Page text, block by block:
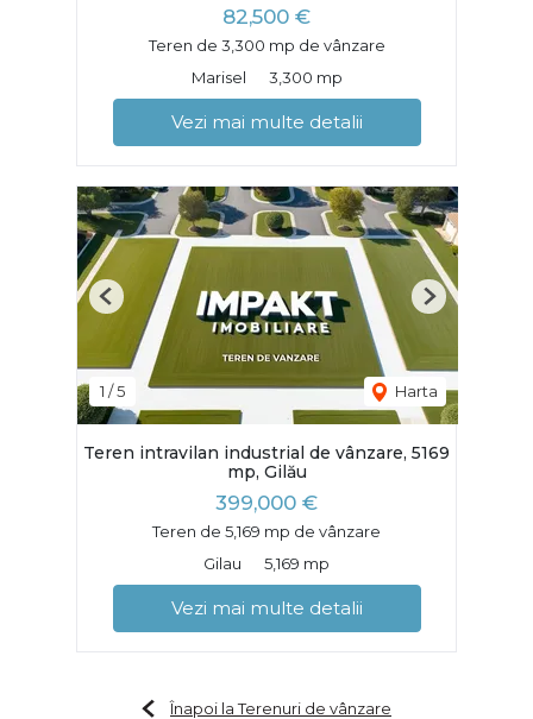
82,500 €
Teren de 3,300 mp de vânzare
Marisel
3,300 mp
Vezi mai multe detalii
1 /5 Harta
Previous Next
Teren intravilan industrial de vânzare, 5169
mp, Gilău
399,000 €
Teren de 5,169 mp de vânzare
Gilau
5,169 mp
Vezi mai multe detalii
Înapoi la Terenuri de vânzare